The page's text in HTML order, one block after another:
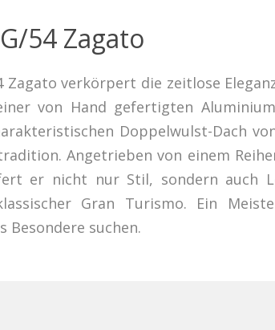
54 Zagato
Zagato verkörpert die zeitlose
von Hand gefertigten
Doppelwulst-Dach
Angetrieben von einem
er nicht nur Stil, sondern auch
Gran Turismo. Ein
Besondere suchen.